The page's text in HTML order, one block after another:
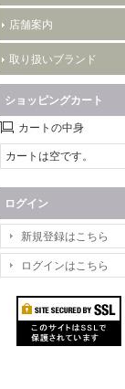
店舗案内
取り扱いブランド
ショッピングカート
カートの中身
カートは空です。
ログイン
新規登録はこちら
ログインはこちら